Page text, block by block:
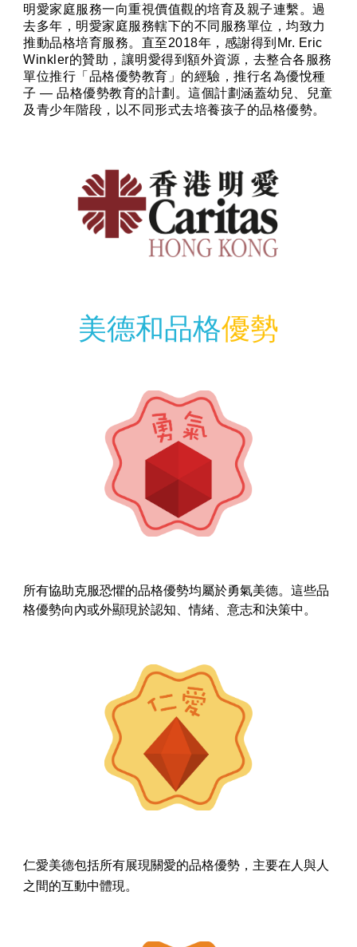
明愛家庭服務一向重視價值觀的培育及親子連繫。過
去多年，明愛家庭服務轄下的不同服務單位，均致力
推動品格培育服務。直至2018年，感謝得到Mr. Eric
Winkler的贊助，讓明愛得到額外資源，去整合各服務
單位推行「品格優勢教育」的經驗，推行名為優悅種
子 — 品格優勢教育的計劃。這個計劃涵蓋幼兒、兒童
及青少年階段，以不同形式去培養孩子的品格優勢。
美德和品格優勢
所有協助克服恐懼的品格優勢均屬於勇氣美德。這些品
格優勢向內或外顯現於認知、情緒、意志和決策中。
仁愛美德包括所有展現關愛的品格優勢，主要在人與人
之間的互動中體現。